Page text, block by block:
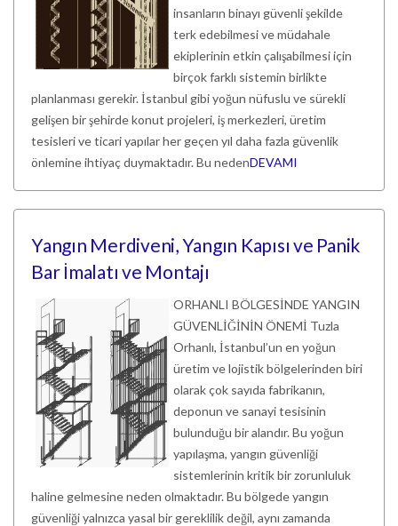
insanların binayı güvenli şekilde
terk edebilmesi ve müdahale
ekiplerinin etkin çalışabilmesi için
birçok farklı sistemin birlikte
planlanması gerekir. İstanbul gibi yoğun nüfuslu ve sürekli
gelişen bir şehirde konut projeleri, iş merkezleri, üretim
tesisleri ve ticari yapılar her geçen yıl daha fazla güvenlik
önlemine ihtiyaç duymaktadır. Bu nedenDEVAMI
Yangın Merdiveni, Yangın Kapısı ve Panik
Bar İmalatı ve Montajı
ORHANLI BÖLGESİNDE YANGIN
GÜVENLİĞİNİN ÖNEMİ Tuzla
Orhanlı, İstanbul’un en yoğun
üretim ve lojistik bölgelerinden biri
olarak çok sayıda fabrikanın,
deponun ve sanayi tesisinin
bulunduğu bir alandır. Bu yoğun
yapılaşma, yangın güvenliği
sistemlerinin kritik bir zorunluluk
haline gelmesine neden olmaktadır. Bu bölgede yangın
güvenliği yalnızca yasal bir gereklilik değil, aynı zamanda